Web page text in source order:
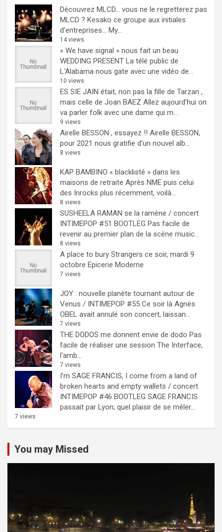
Découvrez MLCD… vous ne le regretterez pas
MLCD ? Kesako ce groupe aux initiales
d’entreprises… My...
14 views
« We have signal » nous fait un beau
WEDDING PRESENT La télé public de
L'Alabama nous gate avec une vidéo de...
10 views
ES SIE JAIN était, non pas la fille de Tarzan ,
mais celle de Joan BAEZ Allez aujourd'hui on
va parler folk avec une dame qui m...
9 views
Airelle BESSON , essayez !! Airelle BESSON,
pour 2021 nous gratifie d'un nouvel alb...
8 views
KAP BAMBINO « blacklisté » dans les
maisons de retraite Après NME puis celui
des Inrocks plus récemment, voilà...
8 views
SUSHEELA RAMAN se la ramène / concert
INTIMEPOP #51 BOOTLEG Pas facile de
revenir au premier plan de la scène music...
8 views
A place to bury Strangers ce soir, mardi 9
octobre Epicerie Moderne
7 views
JOY : nouvelle planète tournant autour de
Venus / INTIMEPOP #55 Ce soir là Agnès
OBEL avait annulé son concert, laissan...
7 views
THE DODOS me donnent envie de dodo Pas
facile de réaliser une session The Interface,
l'amb...
7 views
I’m SAGE FRANCIS, I come from a land of
broken hearts and empty wallets / concert
INTIMEPOP #46 BOOTLEG SAGE FRANCIS
passait par Lyon; quel plaisir de se mêler...
7 views
You may Missed